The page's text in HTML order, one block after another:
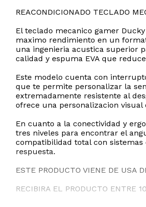
REACONDICIONADO TECLADO
El teclado mecanico gamer
maximo rendimiento en un
una ingenieria acustica superior
calidad y espuma EVA que
Este modelo cuenta con
que te permite personalizar la
extremadamente resistente al
ofrece una personalizacion
En cuanto a la conectividad y
tres niveles para encontrar el
compatibilidad total con
respuesta.
ESTE PRODUCTO VIENE DE USA
RECIBIRA EL PRODUCTO ENTRE